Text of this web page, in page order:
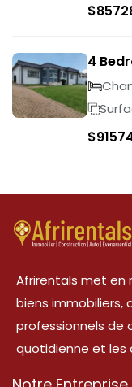
$
4
$
Afrirentals met en
biens immobiliers,
professionnels de
quotidienne et les